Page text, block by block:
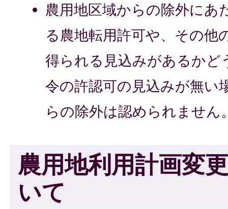
農用地区域からの除外にあ
る農地転用許可や、その他
得られる見込みがあるかど
令の許認可の見込みが無い
らの除外は認められません
農用地利用計画変
いて